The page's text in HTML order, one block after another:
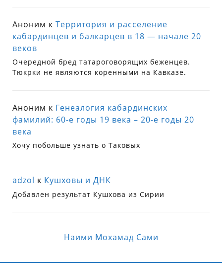
Аноним кТерритория и расселение
кабардинцев и балкарцев в 18 — начале 20
веков
Очередной бред татароговорящих беженцев.
Тюкрки не являются коренными на Кавказе.
Аноним к Генеалогия кабардинских
фамилий: 60-е годы 19 века – 20-е годы 20
века
Хочу побольше узнать о Таковых
adzol к Кушховы и ДНК
Добавлен результат Кушхова из Сирии
Наими Мохамад Сами